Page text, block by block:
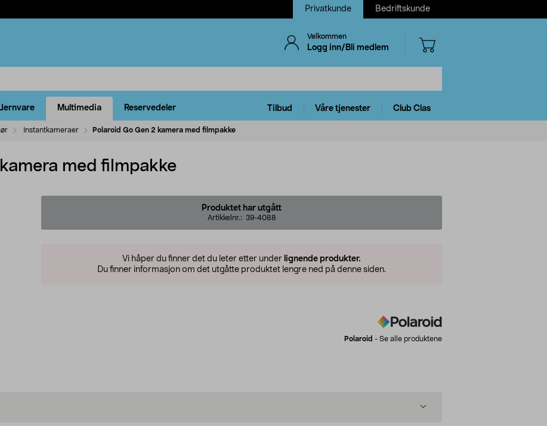
Privatkunde Bedriftskunde
Velkommen
Logg inn/Bli medlem
Jernvare Multimedia Reservedeler Tilbud Våre tjenester Club Clas
Instantkameraer Polaroid Go Gen 2 kamera med filmpakke
med filmpakke
Produktet har utgått
Artikkelnr.: 39-4088
Vi håper du finner det du leter etter under lignende produkter.
Du finner informasjon om det utgåtte produktet lengre ned på denne siden.
Polaroid - Se alle produktene